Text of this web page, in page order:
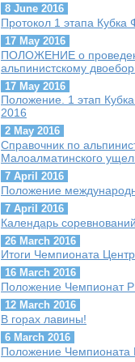
8 June 2016
Протокол 1 этапа
17 May 2016
ПОЛОЖЕНИЕ о
альпинистскому
17 May 2016
Положение. 1 этап
2016
2 May 2016
Cправочник по
Малоалматинского
7 April 2016
Положение
7 April 2016
Календарь
26 March 2016
Итоги Чемпионата
16 March 2016
Положение Чемпионат
12 March 2016
В горах лавины!
6 March 2016
Положение Чемпионата